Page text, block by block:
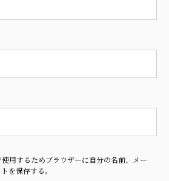
用するためブラウザーに自分の名前、メー
を保存する。